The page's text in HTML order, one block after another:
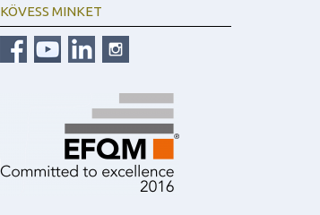
KÖVESS MINKET